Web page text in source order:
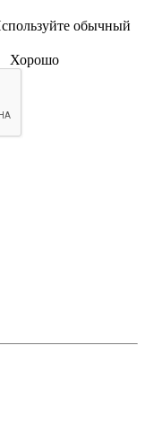
обычный
Хорошо